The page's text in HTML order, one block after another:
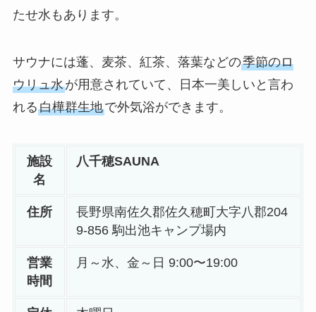
たせ水もあります。
サウナには蓬、麦茶、紅茶、落葉などの季節のロ
ウリュ水が用意されていて、日本一美しいと言わ
れる白樺群生地で外気浴ができます。
施設
名
八千穂SAUNA
住所
長野県南佐久郡佐久穂町大字八郡204
9-856 駒出池キャンプ場内
営業
時間
月～水、金～日 9:00〜19:00